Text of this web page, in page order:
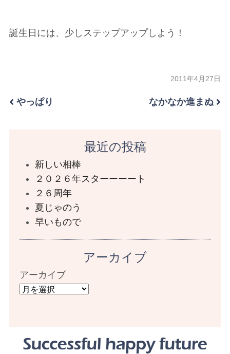
誕生日には、少しステップアップしよう！
2011年4月27日
やっぱり なかなか進まぬ
最近の投稿
新しい相棒
２０２６年スターーーート
２６周年
夏じゃのう
早いもので
アーカイブ
アーカイブ